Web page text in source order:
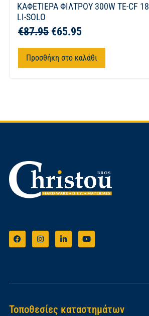
ΚΑΦΕΤΙΕΡΑ ΦΙΛΤΡΟΥ 300W TE-CF 18
LI-SOLO
€87.95 €65.95
Προσθήκη στο καλάθι
Τοποθεσίες καταστημάτων